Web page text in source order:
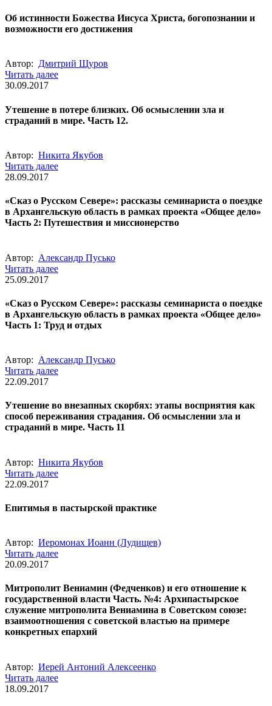
Об истинности Божества Иисуса Христа, богопознании и
возможности его достижения
Автор: Дмитрий Щуров
Читать далее
30.09.2017
Утешение в потере близких. Об осмыслении зла и
страданий в мире. Часть 12.
Автор: Никита Якубов
Читать далее
28.09.2017
«Сказ о Русском Севере»: рассказы семинариста о поездке
в Архангельскую область в рамках проекта «Общее дело»
Часть 2: Путешествия и миссионерство
Автор: Александр Пусько
Читать далее
25.09.2017
«Сказ о Русском Севере»: рассказы семинариста о поездке
в Архангельскую область в рамках проекта «Общее дело»
Часть 1: Труд и отдых
Автор: Александр Пусько
Читать далее
22.09.2017
Утешение во внезапных скорбях: этапы восприятия как
способ переживания страдания. Об осмыслении зла и
страданий в мире. Часть 11
Автор: Никита Якубов
Читать далее
22.09.2017
Епитимья в пастырской практике
Автор: Иеромонах Иоанн (Лудищев)
Читать далее
20.09.2017
Митрополит Вениамин (Федченков) и его отношение к
государственной власти Часть. №4: Архипастырское
служение митрополита Вениамина в Советском союзе:
взаимоотношения с советской властью на примере
конкретных епархий
Автор: Иерей Антоний Алексеенко
Читать далее
18.09.2017